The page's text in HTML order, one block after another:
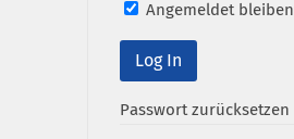
Angemeldet bleiben
Passwort zurücksetzen